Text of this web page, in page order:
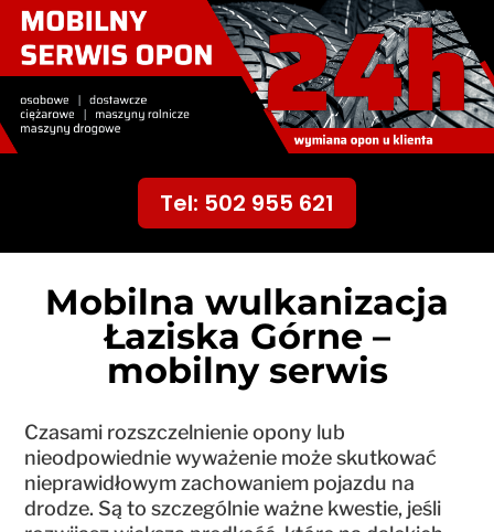
Tel: 502 955 621
Mobilna wulkanizacja
Łaziska Górne –
mobilny serwis
Czasami rozszczelnienie opony lub
nieodpowiednie wyważenie może skutkować
nieprawidłowym zachowaniem pojazdu na
drodze. Są to szczególnie ważne kwestie, jeśli